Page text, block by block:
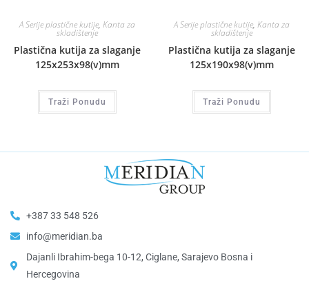
A Serije plastične kutije, Kanta za
skladištenje
Plastična kutija za slaganje
125x253x98(v)mm
Traži Ponudu
A Serije plastične kutije, Kanta za
skladištenje
Plastična kutija za slaganje
125x190x98(v)mm
Traži Ponudu
+387 33 548 526
info@meridian.ba
Dajanli Ibrahim-bega 10-12, Ciglane, Sarajevo Bosna i
Hercegovina​